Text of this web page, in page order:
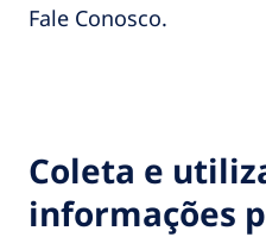
Fale Conosco.
Coleta e
informações